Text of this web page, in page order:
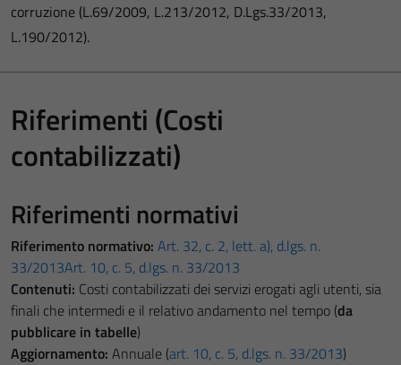
corruzione (L.69/2009, L.213/2012, D.Lgs.33/2013,
L.190/2012).
Riferimenti (Costi
contabilizzati)
Riferimenti normativi
Riferimento normativo: Art. 32, c. 2, lett. a), d.lgs. n.
33/2013Art. 10, c. 5, d.lgs. n. 33/2013
Contenuti: Costi contabilizzati dei servizi erogati agli utenti, sia
finali che intermedi e il relativo andamento nel tempo (da
pubblicare in tabelle)
Aggiornamento: Annuale (art. 10, c. 5, d.lgs. n. 33/2013)